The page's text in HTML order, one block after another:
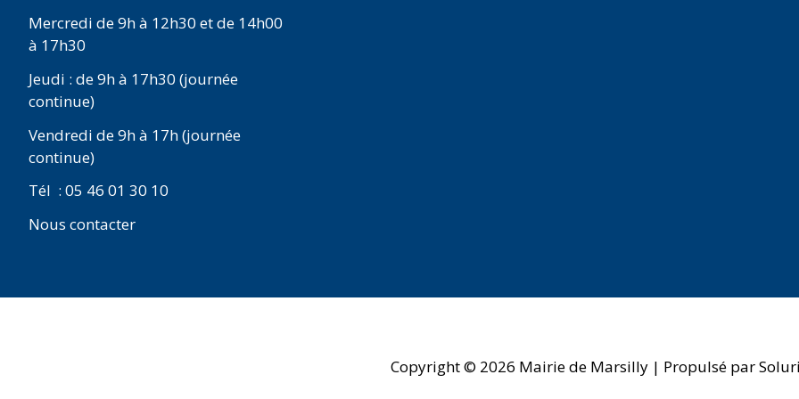
Mercredi de 9h à 12h30 et de 14h00
à 17h30
Jeudi : de 9h à 17h30 (journée
continue)
Vendredi de 9h à 17h (journée
continue)
Tél : 05 46 01 30 10
Nous contacter
Copyright © 2026 Mairie de Marsilly | Propulsé par